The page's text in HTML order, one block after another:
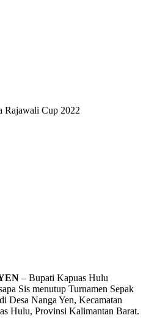
Rajawali Cup 2022
– Bupati Kapuas Hulu
Sis menutup Turnamen Sepak
Desa Nanga Yen, Kecamatan
Hulu, Provinsi Kalimantan Barat.